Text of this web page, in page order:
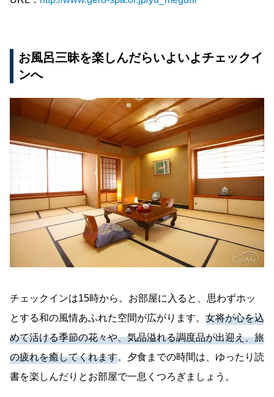
お風呂三昧を楽しんだらいよいよチェックイ
ンへ
チェックインは15時から。お部屋に入ると、思わずホッ
とする和の風情あふれた空間が広がります。 女将が心を込
めて活ける季節の花々や、気品溢れる調度品が出迎え、旅
の疲れを癒してくれます。夕食までの時間は、ゆったり読
書を楽しんだりとお部屋で一息くつろぎましょう。